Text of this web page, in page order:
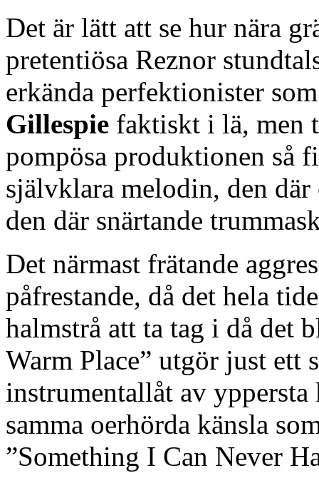
Det är lätt att se hur nära
pretentiösa Reznor
erkända perfektionister
Gillespie faktiskt i lä, men
pompösa produktionen så
självklara melodin, den
den där snärtande
Det närmast frätande
påfrestande, då det hela
halmstrå att ta tag i då det
Warm Place” utgör just ett
instrumentallåt av
samma oerhörda känsla
”Something I Can Never